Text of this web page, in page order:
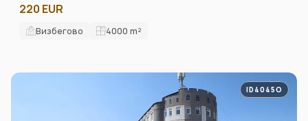
220 EUR
Визбегово 4000 m²
ID4045O